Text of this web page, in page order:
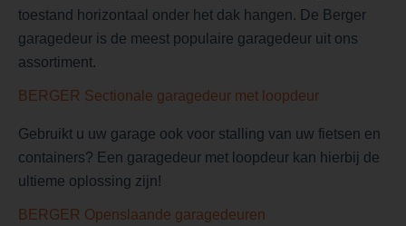
toestand horizontaal onder het dak hangen. De Berger
garagedeur is de meest populaire garagedeur uit ons
assortiment.
BERGER Sectionale garagedeur met loopdeur
Gebruikt u uw garage ook voor stalling van uw fietsen en
containers? Een garagedeur met loopdeur kan hierbij de
ultieme oplossing zijn!
BERGER Openslaande garagedeuren